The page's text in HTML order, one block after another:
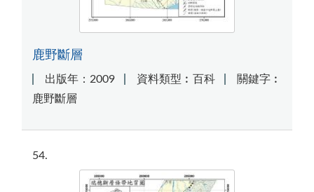
鹿野斷層
出版年：2009 資料類型︰百科
關鍵字︰
鹿野斷層
54